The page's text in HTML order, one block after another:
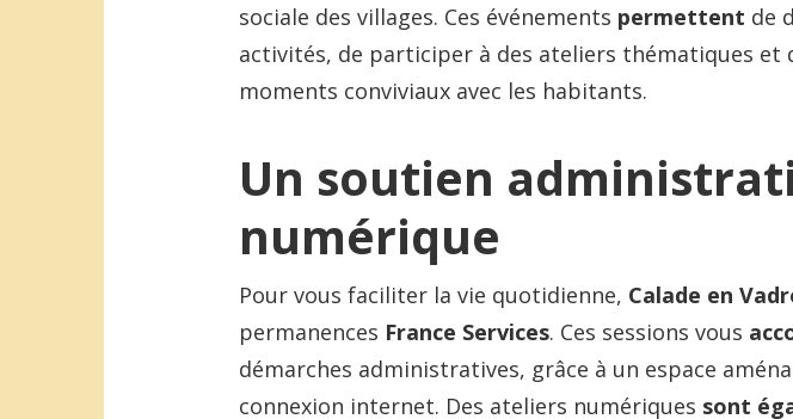
sociale des villages. Ces événements permettent de
activités, de participer à des ateliers thématiques et
moments conviviaux avec les habitants.
Un soutien
numérique
Pour vous faciliter la vie quotidienne, Calade en
permanences France Services. Ces sessions vous
démarches administratives, grâce à un espace
connexion internet. Des ateliers numériques sont